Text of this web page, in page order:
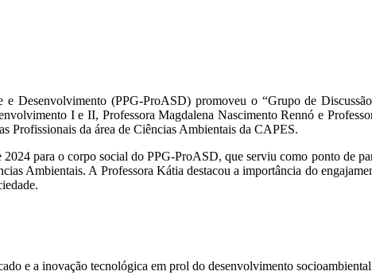
Desenvolvimento (PPG-ProASD) promoveu o “Grupo de
I e II, Professora Magdalena Nascimento Rennó e
Profissionais da área de Ciências Ambientais da CAPES.
para o corpo social do PPG-ProASD, que serviu como ponto de
Ambientais. A Professora Kátia destacou a importância do
e a inovação tecnológica em prol do desenvolvimento